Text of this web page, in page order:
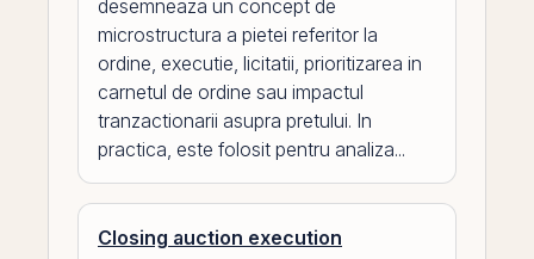
desemneaza un concept de
microstructura a pietei referitor la
ordine, executie, licitatii, prioritizarea in
carnetul de ordine sau impactul
tranzactionarii asupra pretului. In
practica, este folosit pentru analiza...
Closing auction execution